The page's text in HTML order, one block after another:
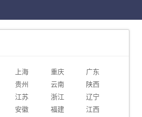
上海 重庆
广东
贵州 云南
陕西
江苏 浙江
辽宁
安徽 福建
江西